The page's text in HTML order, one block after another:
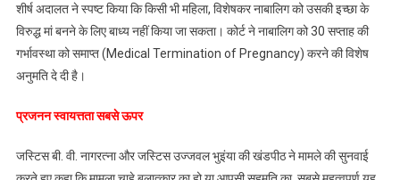
के
बिना
मां
नहीं
किया
शीर्ष अदालत ने स्पष्ट किया कि किसी भी महिला, विशेषकर नाबालिग को उसकी इच्छा के
विरुद्ध मां बनने के लिए बाध्य नहीं किया जा सकता। कोर्ट ने नाबालिग को 30 सप्ताह की
गर्भावस्था को समाप्त (Medical Termination of Pregnancy) करने की विशेष
अनुमति दे दी है।
प्रजनन स्वायत्तता सबसे ऊपर
जस्टिस बी. वी. नागरत्ना और जस्टिस उज्जवल भुइंया की खंडपीठ ने मामले की सुनवाई